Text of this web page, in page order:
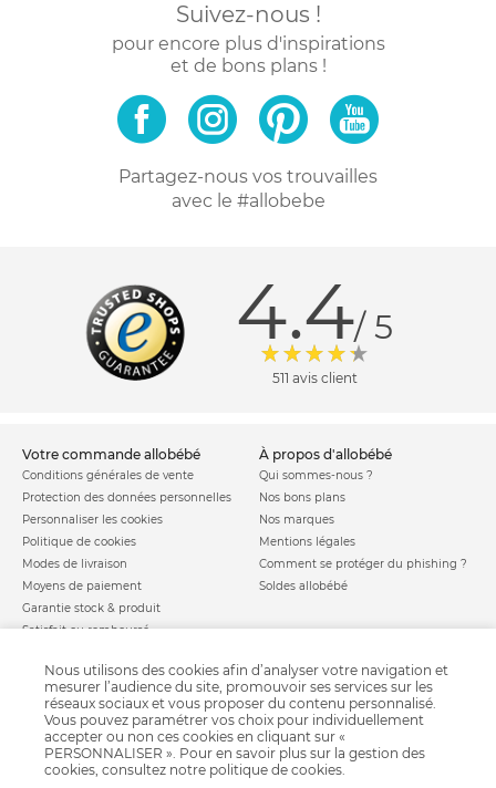
Suivez-nous !
pour encore plus d'inspirations
et de bons plans !
Partagez-nous vos trouvailles
avec le #allobebe
4.4/ 5
511 avis client
votre commande allobébé
Conditions générales de vente
Protection des données personnelles
Personnaliser les cookies
Politique de cookies
Modes de livraison
Moyens de paiement
Garantie stock & produit
Satisfait ou remboursé
à propos d'allobébé
Qui sommes-nous ?
Nos bons plans
Nos marques
Mentions légales
Comment se protéger du phishing ?
Soldes allobébé
allobébé vous recommande
Sites et partenaires
Nos labels
Nos licences
Besoin d'aide ?
FAQ
les plus d'allobébé
Liste de naissance
Infos conseils
Jeux concours
Valise de maternité
Parrainage
Nous utilisons des cookies afin d’analyser votre navigation et
mesurer l’audience du site, promouvoir ses services sur les
réseaux sociaux et vous proposer du contenu personnalisé.
Vous pouvez paramétrer vos choix pour individuellement
accepter ou non ces cookies en cliquant sur «
PERSONNALISER ». Pour en savoir plus sur la gestion des
cookies, consultez notre politique de cookies.